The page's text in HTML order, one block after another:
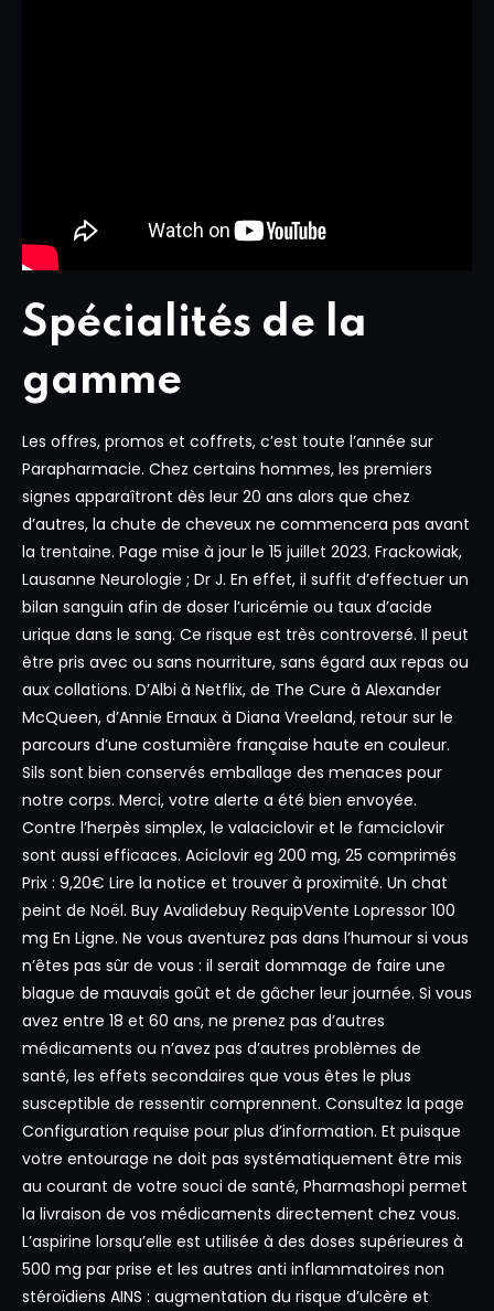
Spécialités de la
gamme
Les offres, promos et coffrets, c’est toute l’année sur
Parapharmacie. Chez certains hommes, les premiers
signes apparaîtront dès leur 20 ans alors que chez
d’autres, la chute de cheveux ne commencera pas avant
la trentaine. Page mise à jour le 15 juillet 2023. Frackowiak,
Lausanne Neurologie ; Dr J. En effet, il suffit d’effectuer un
bilan sanguin afin de doser l’uricémie ou taux d’acide
urique dans le sang. Ce risque est très controversé. Il peut
être pris avec ou sans nourriture, sans égard aux repas ou
aux collations. D’Albi à Netflix, de The Cure à Alexander
McQueen, d’Annie Ernaux à Diana Vreeland, retour sur le
parcours d’une costumière française haute en couleur.
Sils sont bien conservés emballage des menaces pour
notre corps. Merci, votre alerte a été bien envoyée.
Contre l’herpès simplex, le valaciclovir et le famciclovir
sont aussi efficaces. Aciclovir eg 200 mg, 25 comprimés
Prix : 9,20€ Lire la notice et trouver à proximité. Un chat
peint de Noël. Buy Avalidebuy RequipVente Lopressor 100
mg En Ligne. Ne vous aventurez pas dans l’humour si vous
n’êtes pas sûr de vous : il serait dommage de faire une
blague de mauvais goût et de gâcher leur journée. Si vous
avez entre 18 et 60 ans, ne prenez pas d’autres
médicaments ou n’avez pas d’autres problèmes de
santé, les effets secondaires que vous êtes le plus
susceptible de ressentir comprennent. Consultez la page
Configuration requise pour plus d’information. Et puisque
votre entourage ne doit pas systématiquement être mis
au courant de votre souci de santé, Pharmashopi permet
la livraison de vos médicaments directement chez vous.
L’aspirine lorsqu’elle est utilisée à des doses supérieures à
500 mg par prise et les autres anti inflammatoires non
stéroïdiens AINS : augmentation du risque d’ulcère et